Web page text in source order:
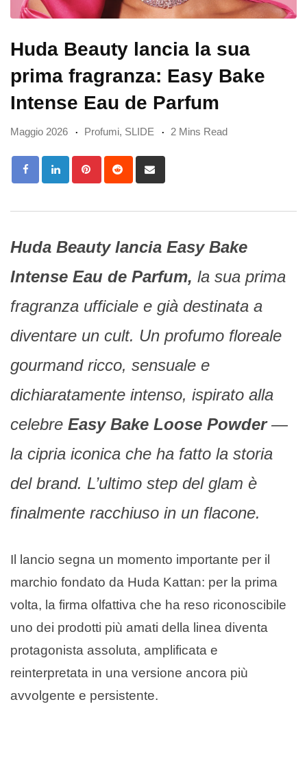
Huda Beauty lancia la sua
prima fragranza: Easy Bake
Intense Eau de Parfum
Maggio 2026 Profumi, SLIDE 2 Mins Read
PinterestReddit
via
Huda Beauty lancia Easy Bake
Intense Eau de Parfum, la sua prima
fragranza ufficiale e già destinata a
diventare un cult. Un profumo floreale
gourmand ricco, sensuale e
dichiaratamente intenso, ispirato alla
celebre Easy Bake Loose Powder—
la cipria iconica che ha fatto la storia
del brand. L’ultimo step del glam è
finalmente racchiuso in un flacone.
Il lancio segna un momento importante per il
marchio fondato da Huda Kattan: per la prima
volta, la firma olfattiva che ha reso riconoscibile
uno dei prodotti più amati della linea diventa
protagonista assoluta, amplificata e
reinterpretata in una versione ancora più
avvolgente e persistente.